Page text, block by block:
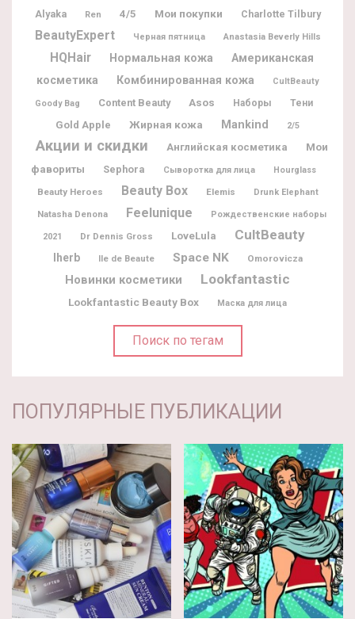
Alyaka Ren 4/5 Мои покупки Charlotte Tilbury
BeautyExpert Черная пятница Anastasia Beverly Hills
HQHair Нормальная кожа
Американская
косметика
Комбинированная кожа CultBeauty
Goody Bag Content Beauty Asos Наборы Тени
Gold Apple Жирная кожа Mankind 2/5
Акции и скидки Английская косметика
Мои
фавориты
Sephora Сыворотка для лица Hourglass
Beauty Heroes Beauty Box Elemis Drunk Elephant
Natasha Denona Feelunique Рождественские наборы
2021 Dr Dennis Gross LoveLula CultBeauty
Iherb Ile de Beaute Space NK Omorovicza
Новинки косметики Lookfantastic
Lookfantastic Beauty Box Маска для лица
Поиск по тегам
ПОПУЛЯРНЫЕ ПУБЛИКАЦИИ